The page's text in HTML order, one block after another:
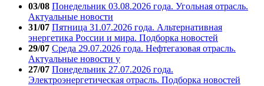
03/08 Понедельник 03.08.2026 года. Угольная отрасль.
Актуальные новости
31/07 Пятница 31.07.2026 года. Альтернативная
энергетика России и мира. Подборка новостей
29/07 Среда 29.07.2026 года. Нефтегазовая отрасль.
Актуальные новости у
27/07 Понедельник 27.07.2026 года.
Электроэнергетическая отрасль. Подборка новостей